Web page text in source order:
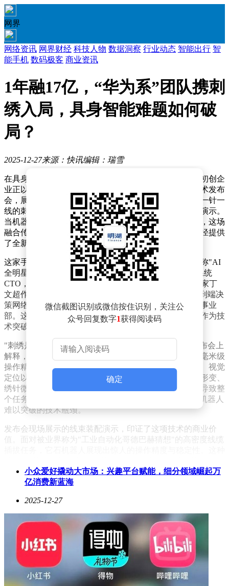
网界
网络资讯 网界财经 科技人物 数据洞察 行业动态 智能出行 智
能手机 数码极客 商业资讯
1年融17亿，“华为系”团队携刺
绣入局，具身智能难题如何破
局？
2025-12-27来源：快讯编辑：瑞雪
在具身智能这一前沿科技赛道上，一家成立不到一年的初创企
业正以独特方式吸引着行业目光。它石智航近日举办技术发布
会，展示的并非传统机器人擅长的搬运或跑跳，而是以一针一
线的刺绣技艺，完成了全球首个自主刺绣的机器人系统演示。
当机器人精准操控绣针在轻薄布料上勾勒出公司标志时，这场
融合传统工艺与现代科技的表演，为具身智能的发展路径提供
了全新思考。
这家手握17亿元人民币融资的明星企业，其核心团队堪称"AI
全明星阵容"：创始人陈亦伦博士曾担任华为自动驾驶系统
CTO，主导完成华为首代自动驾驶全栈研发；首席科学家丁
文超作为华为"天才少年"计划首批成员，主导了智驾端到端决
策网络开发；董事长李震宇则曾长期领导百度自动驾驶事业
部。这支兼具学术背景与工程经验的团队，选择以刺绣作为技
术突破口，背后蕴含着对机器人能力边界的深刻理解。
"刺绣是验证机器人综合能力的终极考场。"陈亦伦在发布会上
解释，这项看似简单的任务实则包含六大技术挑战：亚毫米级
操作精度、双手协同控制、柔性物体处理、细腻力反馈、视觉
定位以及长程任务稳定性。当机器人需要同时应对布料形变、
绣针微小尺寸和线体张力变化时，任何环节的失误都会导致整
个任务失败。这种对"劲道"的精准把控，正是传统工业机器人
难以突破的技术瓶颈。
发布会现场展示的线束装配演示，印证了这项技术的商业价
值。面对被业界称为"工业自动化哥德巴赫猜想"的高密度线缆
AI-PHYSICS三位一体技术体系。该体系以海量真实数据为基
石，通过人工智能模型实现能力跃迁，最终依托定制化硬件完
在数据采集环节，团队摒弃传统遥操作方式，开发出
SenseHub可穿戴系统。这套包含视觉模块TARS-Vision和灵巧
手TARS Glove的设备，能完整记录人类操作时的视觉、触
觉、动作等多模态数据。基于该系统构建的WIYH数据集，已
成为全球首个大规模真实世界具身VLTA数据集，为模型训练
提供了关键素材。这种"以人为中心"的采集理念，确保了数据
与真实场景的高度契合。
微信截图识别或微信按住识别，关注公
众号回复数字1获得阅读码
确定
小众爱好撬动大市场：兴趣平台赋能，细分领域崛起万
亿消费新蓝海
2025-12-27